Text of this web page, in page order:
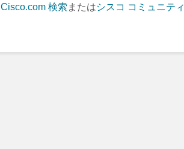
Cisco.com 検索 またはシスコ コミュニティ